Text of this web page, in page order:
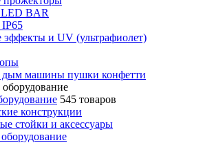
BAR
эффекты и UV (ультрафиолет)
машины пушки конфетти
545 товаров
конструкции
стойки и аксесcуары